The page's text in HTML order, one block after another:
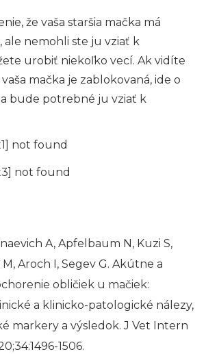
že vaša staršia mačka má
ale nemohli ste ju vziať k
urobiť niekoľko vecí. Ak vidíte
mačka je zablokovaná, ide o
bude potrebné ju vziať k
not found
not found
A, Apfelbaum N, Kuzi S,
M, Aroch I, Segev G. Akútne a
obličiek u mačiek:
a klinicko-patologické nálezy,
markery a výsledok. J Vet Intern
1506.